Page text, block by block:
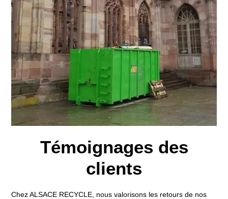
Témoignages des
clients
Chez ALSACE RECYCLE, nous valorisons les retours de nos